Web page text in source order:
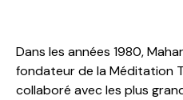
Dans les années 1980,
fondateur de la Méditation
collaboré avec les plus